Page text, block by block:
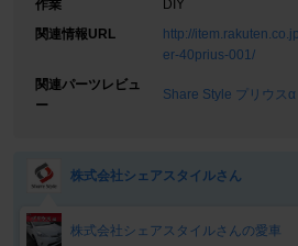
作業
DIY
関連情報URL
http://
er-40prius-001/
関連パーツレビュ
ー
Share Style プリウス
株式会社シェアスタイルさん
株式会社シェアスタイルさんの愛車